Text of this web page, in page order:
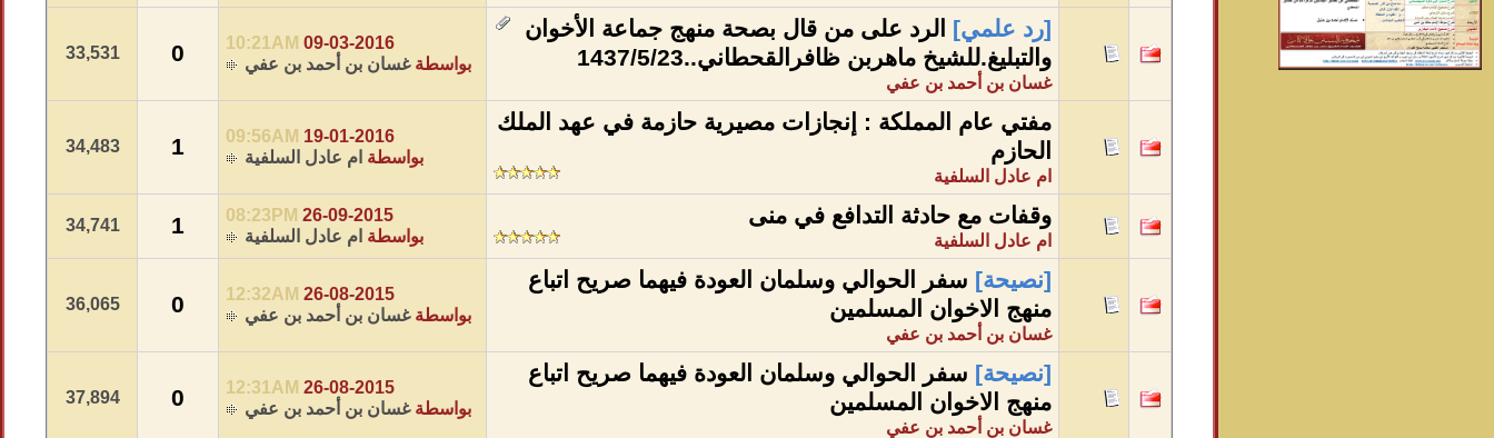
[رد علمي] الرد على من قال بصحة منهج جماعة الأخوان
والتبليغ.للشيخ ماهربن ظافرالقحطاني..1437/5/23
غسان بن أحمد بن عفي
09-03-2016
10:21AM
بواسطةغسان بن أحمد بن عفي 0
33,531
مفتي عام المملكة : إنجازات مصيرية حازمة في عهد الملك
الحازم
ام عادل السلفية
19-01-2016
09:56AM
بواسطة ام عادل السلفية 1
34,483
وقفات مع حادثة التدافع في منى
ام عادل السلفية
26-09-2015
08:23PM
بواسطة ام عادل السلفية 1
34,741
[نصيحة] سفر الحوالي وسلمان العودة فيهما صريح اتباع
منهج الاخوان المسلمين
غسان بن أحمد بن عفي
26-08-2015
12:32AM
بواسطةغسان بن أحمد بن عفي 0
36,065
[نصيحة] سفر الحوالي وسلمان العودة فيهما صريح اتباع
منهج الاخوان المسلمين
غسان بن أحمد بن عفي
26-08-2015
12:31AM
بواسطةغسان بن أحمد بن عفي 0
37,894